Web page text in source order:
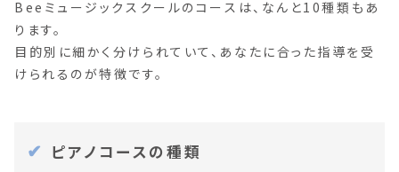
Beeミュージックスクールのコースは、なんと10種類もあ
ります。
目的別に細かく分けられていて、あなたに合った指導を受
けられるのが特徴です。
ピアノコースの種類